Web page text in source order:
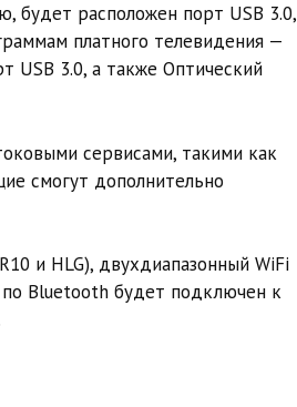
будет расположен порт USB 3.0,
платного телевидения —
USB 3.0, а также Оптический
сервисами, такими как
смогут дополнительно
и HLG), двухдиапазонный WiFi
Bluetooth будет подключен к